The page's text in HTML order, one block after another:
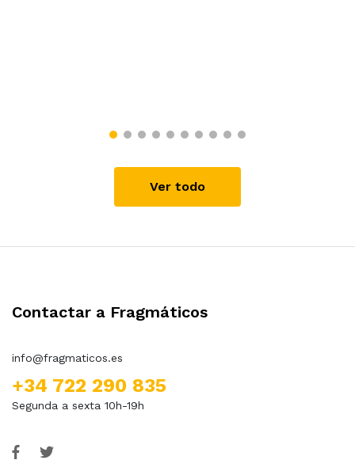
Ver todo
Contactar a Fragmáticos
info@fragmaticos.es
+34 722 290 835
Segunda a sexta 10h-19h